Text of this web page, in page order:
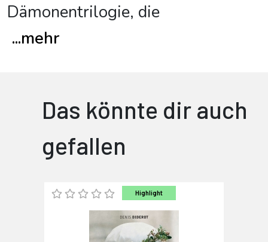
Dämonentrilogie, die
...mehr
Das könnte dir auch
gefallen
Highlight